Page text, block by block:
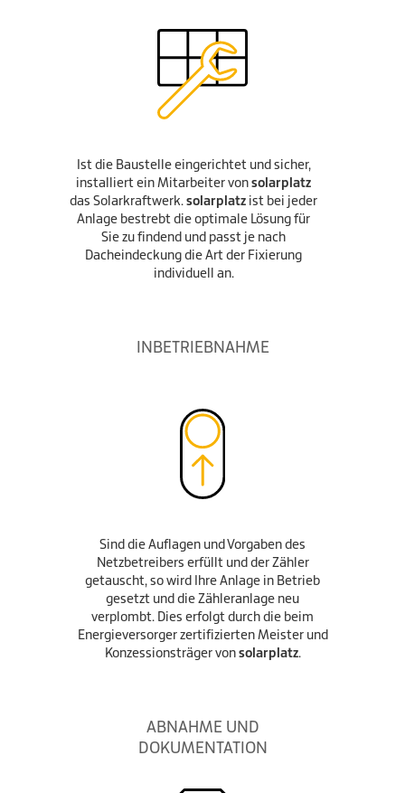
Ist die Baustelle eingerichtet und sicher,
installiert ein Mitarbeiter vonsolarplatz
das Solarkraftwerk.solarplatz ist bei jeder
Anlage bestrebt die optimale Lösung für
Sie zu findend und passt je nach
Dacheindeckung die Art der Fixierung
individuell an.
INBETRIEBNAHME
Sind die Auflagen und Vorgaben des
Netzbetreibers erfüllt und der Zähler
getauscht, so wird Ihre Anlage in Betrieb
gesetzt und die Zähleranlage neu
verplombt. Dies erfolgt durch die beim
Energieversorger zertifizierten Meister und
Konzessionsträger vonsolarplatz.
ABNAHME UND
DOKUMENTATION